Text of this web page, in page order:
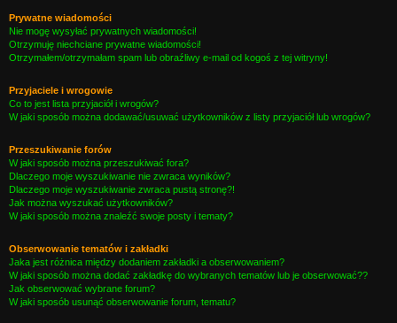
Prywatne wiadomości
Nie mogę wysyłać prywatnych wiadomości!
Otrzymuję niechciane prywatne wiadomości!
Otrzymałem/otrzymałam spam lub obraźliwy e-mail od kogoś z tej witryny!
Przyjaciele i wrogowie
Co to jest lista przyjaciół i wrogów?
W jaki sposób można dodawać/usuwać użytkowników z listy przyjaciół lub wrogów?
Przeszukiwanie forów
W jaki sposób można przeszukiwać fora?
Dlaczego moje wyszukiwanie nie zwraca wyników?
Dlaczego moje wyszukiwanie zwraca pustą stronę?!
Jak można wyszukać użytkowników?
W jaki sposób można znaleźć swoje posty i tematy?
Obserwowanie tematów i zakładki
Jaka jest różnica między dodaniem zakładki a obserwowaniem?
W jaki sposób można dodać zakładkę do wybranych tematów lub je obserwować??
Jak obserwować wybrane forum?
W jaki sposób usunąć obserwowanie forum, tematu?